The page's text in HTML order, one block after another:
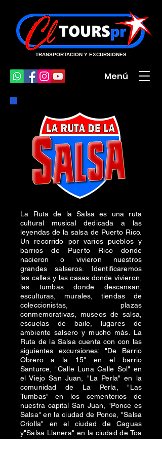
TRANSPORTACION Y EXCURSIONES
Menú
La Ruta de la Salsa es una ruta
cultural musical dedicada a las
leyendas de la salsa de Puerto Rico.
Un recorrido por varios pueblos y
barrios de Puerto Rico donde
nacieron o vivieron nuestros
grandes salseros. Identificaremos
las calles y las casas donde vivieron,
las tumbas donde descansan,
esculturas, murales, tiendas de
coleccionistas, plazas
conmemorativas, museos de salsa,
escuelas de baile, lugares de
ambiente salsero y mucho más. La
Ruta de la Salsa cuenta con con las
siguientes excursiones: "De Barrio
Obrero a la 15" en el barrio
Santurce, "Calle Luna Calle Sol" en
el Viejo San Juan, "La Perla" en la
comunidad de La Perla, "Las
Tumbas" en los cementerios de
nuestra capital San Juan, "Ponce es
Salsa" en la ciudad de Ponce, "Salsa
Criolla" en el ciudad de Caguas
y"Salsa Llanera" en la ciudad de Toa